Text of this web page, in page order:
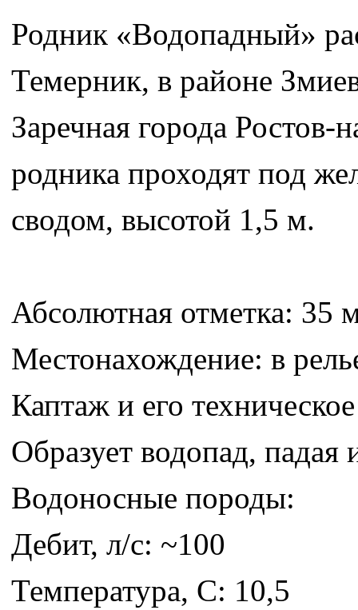
Родник «Водопадный»
Темерник, в районе
Заречная города
родника проходят под
сводом, высотой 1,5 м.
Абсолютная отметка: 35
Местонахождение: в
Каптаж и его
Образует водопад,
Водоносные породы:
Дебит, л/с: ~100
Температура, С: 10,5